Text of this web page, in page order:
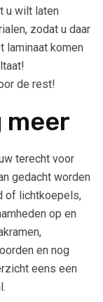
u wilt laten
zodat u daar
laminaat komen
de rest!
meer
terecht voor
gedacht worden
of lichtkoepels,
op en
en nog
eens een